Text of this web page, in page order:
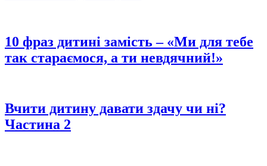
10 фраз дитині замість – «Ми для тебе
так стараємося, а ти невдячний!»
Вчити дитину давати здачу чи ні?
Частина 2